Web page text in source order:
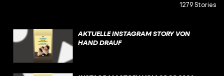
1279 Stories
AKTUELLE INSTAGRAM STORY VON
HAND DRAUF